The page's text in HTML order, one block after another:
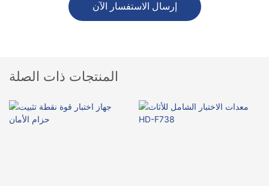
إرسال الاستفسار الآن
المنتجات ذات الصلة